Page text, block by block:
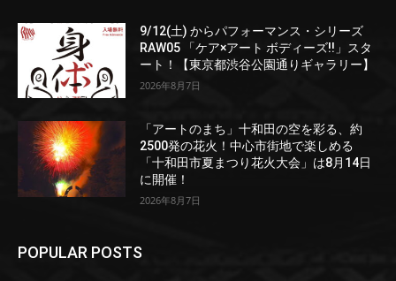
9/12(土) からパフォーマンス・シリーズ
RAW05 「ケア×アート ボディーズ!!」スタ
ート！【東京都渋谷公園通りギャラリー】
2026年8月7日
「アートのまち」十和田の空を彩る、約
2500発の花火！中心市街地で楽しめる
「十和田市夏まつり花火大会」は8月14日
に開催！
2026年8月7日
POPULAR POSTS